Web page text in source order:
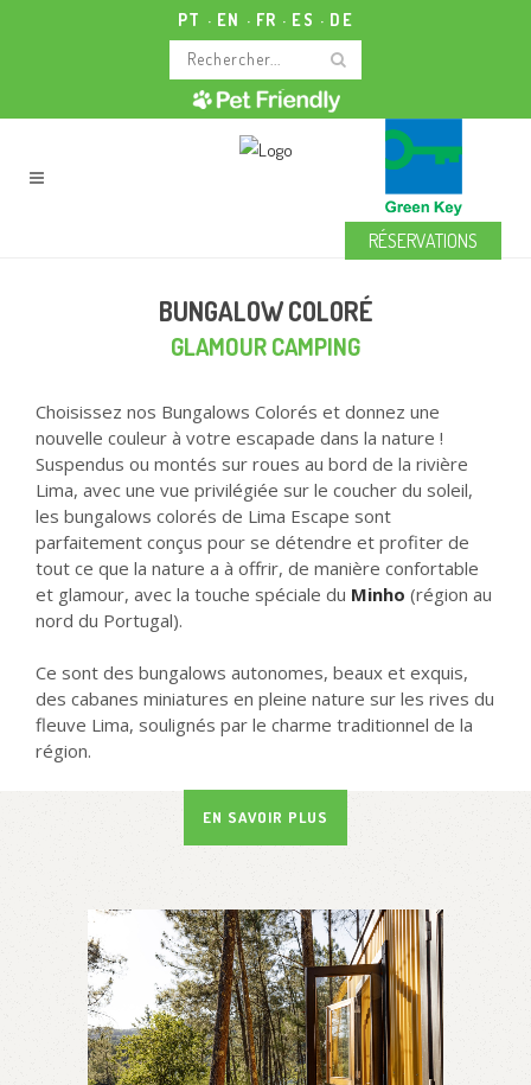
PT EN FR ES DE
RÉSERVATIONS
BUNGALOW COLORÉ
GLAMOUR CAMPING
Choisissez nos Bungalows Colorés et donnez une
nouvelle couleur à votre escapade dans la nature !
Suspendus ou montés sur roues au bord de la rivière
Lima, avec une vue privilégiée sur le coucher du soleil,
les bungalows colorés de Lima Escape sont
parfaitement conçus pour se détendre et profiter de
tout ce que la nature a à offrir, de manière confortable
et glamour, avec la touche spéciale du Minho (région au
nord du Portugal).
Ce sont des bungalows autonomes, beaux et exquis,
des cabanes miniatures en pleine nature sur les rives du
fleuve Lima, soulignés par le charme traditionnel de la
région.
EN SAVOIR PLUS